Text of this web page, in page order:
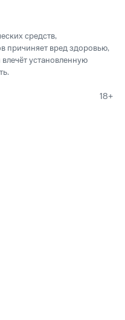
средств,
причиняет вред здоровью,
установленную
18+